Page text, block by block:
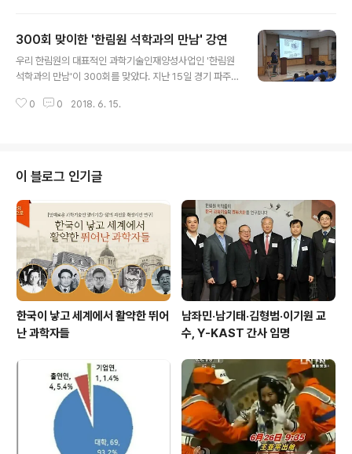
은 일선 학교에서 한림원으로 강연을 신청하면, 한림원 석
학들이 직접 학교를 방문하여 과학기술분야에 대해 강연하
고 진로에 대해 상담해주는 프로그램이다. 특히 2017년
접 초청해 강연을 진행하고 있으며 올해부터는 신청 대상
300회 맞이한 '한림원 석학과의 만남' 강연
우리 한림원의 대표적인 과학기술인재양성사업인 '한림원
석학과의 만남'이 300회를 맞았다. 지난 15일 경기 파주
태성 이학부 정회원(서울대학교 교수)이 ‘생물학 빅데이터
림원 석학들이 직접 중·고등학교를 방문하여 과학기술분야
에 대해 강연하고 진로에 대해 상담해주는 프로그램이다.
2011년~2013년 시범사업 후 기존 학교들의 요청을 바탕
으로 2014년부터 확대 시행됐으며, 특히 2012년에는 미
국의 노벨화학상 수상자인 로버트 그럽스 교수가 노벨상
수상자로는 처음으로 국내 고등학교에서 특강..
0 0 2018. 6. 15.
이 블로그 인기글
한국이 낳고 세계에서 활약한 뛰어
난 과학자들
남좌민·남기태·김형범·이기원 교
수, Y-KAST 간사 임명